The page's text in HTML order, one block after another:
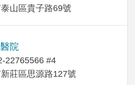
山區貴子路69號
院
22765566 #4
莊區思源路127號